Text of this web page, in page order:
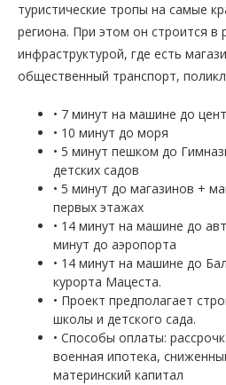
туристические тропы на самые
региона. При этом он строится в
инфраструктурой, где есть
общественный транспорт,
• 7 минут на машине до
• 10 минут до моря
• 5 минут пешком до
детских садов
• 5 минут до магазинов +
первых этажах
• 14 минут на машине до
минут до аэропорта
• 14 минут на машине до
курорта Мацеста.
• Проект предполагает
школы и детского сада.
• Способы оплаты:
военная ипотека,
материнский капитал